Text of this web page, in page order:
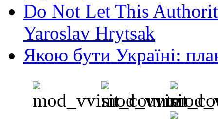
Do Not Let This
Yaroslav Hrytsak
Якою бути Україні: